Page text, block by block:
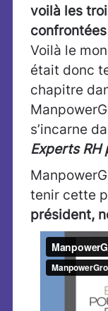
voilà les
Voilà le
était donc
chapitre
s’incarne
Experts RH
tenir cette
président,